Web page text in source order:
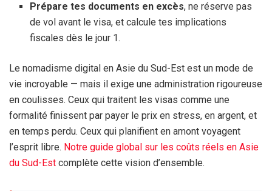
Prépare tes documents en excès, ne réserve pas
de vol avant le visa, et calcule tes implications
fiscales dès le jour 1.
Le nomadisme digital en Asie du Sud-Est est un mode de
vie incroyable — mais il exige une administration rigoureuse
en coulisses. Ceux qui traitent les visas comme une
formalité finissent par payer le prix en stress, en argent, et
en temps perdu. Ceux qui planifient en amont voyagent
l’esprit libre. Notre guide global sur les coûts réels en Asie
du Sud-Est complète cette vision d’ensemble.